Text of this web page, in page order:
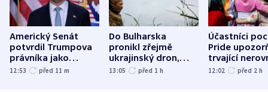
Americký Senát
potvrdil Trumpova
právníka jako
ministra
12:53 před 11 m
Do Bulharska
pronikl zřejmě
ukrajinský dron,
explodoval kilometr
13:05 před 1 h
Účastníci
Pride
trvající
12:02 před 2 h